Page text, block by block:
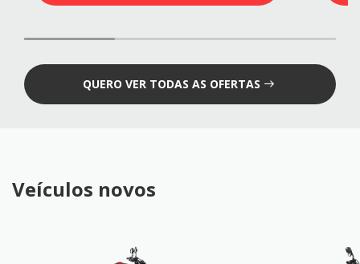
QUERO VER TODAS AS OFERTAS
Veículos novos